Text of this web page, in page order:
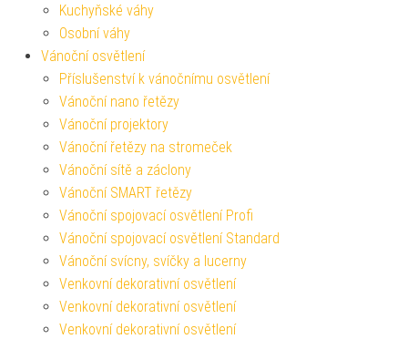
Kuchyňské váhy
Osobní váhy
Vánoční osvětlení
Příslušenství k vánočnímu osvětlení
Vánoční nano řetězy
Vánoční projektory
Vánoční řetězy na stromeček
Vánoční sítě a záclony
Vánoční SMART řetězy
Vánoční spojovací osvětlení Profi
Vánoční spojovací osvětlení Standard
Vánoční svícny, svíčky a lucerny
Venkovní dekorativní osvětlení
Venkovní dekorativní osvětlení
Venkovní dekorativní osvětlení